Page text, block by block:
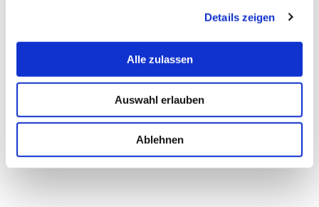
Details zeigen
Alle zulassen
Auswahl erlauben
Ablehnen